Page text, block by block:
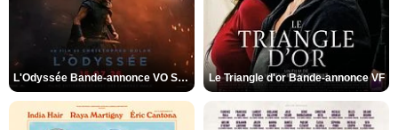
L'Odyssée Bande-annonce VO STFR Le Triangle d'or Bande-annonce VF